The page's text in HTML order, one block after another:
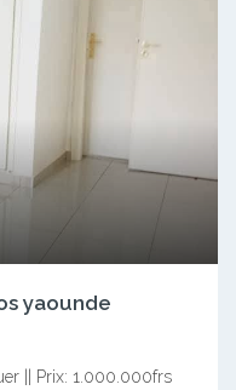
yaounde
|| Prix: 1.000.000frs